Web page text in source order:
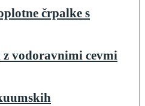
črpalke s
vodoravnimi cevmi